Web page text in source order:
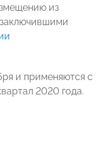
из
и применяются с
2020 года.